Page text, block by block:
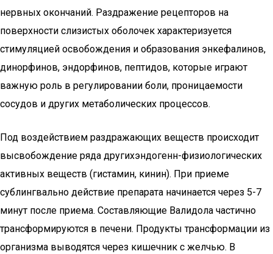
нервных окончаний. Раздражение рецепторов на
поверхности слизистых оболочек характеризуется
стимуляцией освобождения и образования энкефалинов,
динорфинов, эндорфинов, пептидов, которые играют
важную роль в регулировании боли, проницаемости
сосудов и других метаболических процессов.
Под воздействием раздражающих веществ происходит
высвобождение ряда другихэндогенн-физиологических
активных веществ (гистамин, кинин). При приеме
сублингвально действие препарата начинается через 5-7
минут после приема. Составляющие Валидола частично
трансформируются в печени. Продукты трансформации из
организма выводятся через кишечник с желчью. В